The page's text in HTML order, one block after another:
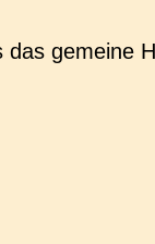
gemei­ne